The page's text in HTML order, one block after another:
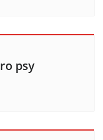
psy